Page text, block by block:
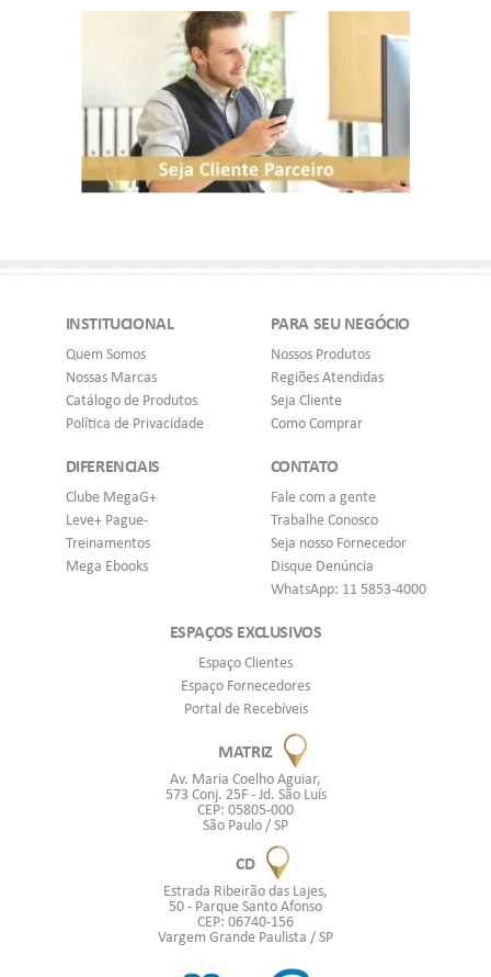
INSTITUCIONAL
Quem Somos
Nossas Marcas
Catálogo de Produtos
Política de Privacidade
PARA SEU NEGÓCIO
Nossos Produtos
Regiões Atendidas
Seja Cliente
Como Comprar
DIFERENCIAIS
Clube MegaG+
Leve+ Pague-
Treinamentos
Mega Ebooks
CONTATO
Fale com a gente
Trabalhe Conosco
Seja nosso Fornecedor
Disque Denúncia
WhatsApp: 11 5853-4000
ESPAÇOS EXCLUSIVOS
Espaço Clientes
Espaço Fornecedores
Portal de Recebíveis
MATRIZ
Av. Maria Coelho Aguiar,
573 Conj. 25F - Jd. São Luís
CEP: 05805-000
São Paulo / SP
CD
Estrada Ribeirão das Lajes,
50 - Parque Santo Afonso
CEP: 06740-156
Vargem Grande Paulista / SP